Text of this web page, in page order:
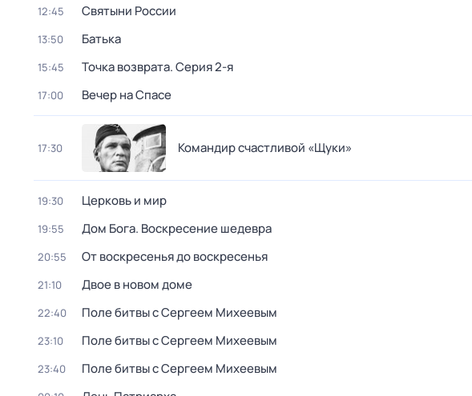
12:45 Святыни России
13:50 Батька
15:45 Точка возврата. Серия 2-я
17:00 Вечер на Спасе
17:30 Командир счастливой «Щуки»
19:30 Церковь и мир
19:55 Дом Бога. Воскресение шедевра
20:55 От воскресенья до воскресенья
21:10 Двое в новом доме
22:40 Поле битвы с Сергеем Михеевым
23:10 Поле битвы с Сергеем Михеевым
23:40 Поле битвы с Сергеем Михеевым